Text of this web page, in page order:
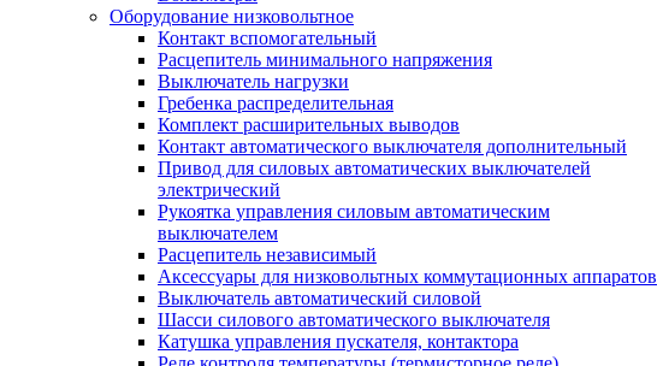
Оборудование низковольтное
Контакт вспомогательный
Расцепитель минимального напряжения
Выключатель нагрузки
Гребенка распределительная
Комплект расширительных выводов
Контакт автоматического выключателя дополнительный
Привод для силовых автоматических выключателей
электрический
Рукоятка управления силовым автоматическим
выключателем
Расцепитель независимый
Аксессуары для низковольтных коммутационных аппаратов
Выключатель автоматический силовой
Шасси силового автоматического выключателя
Катушка управления пускателя, контактора